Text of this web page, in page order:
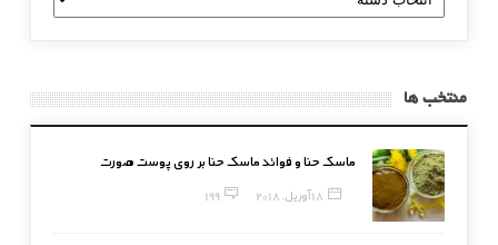
بندی
منتخب ها
ماسک حنا و فوائد ماسک حنا بر روی پوست صورت
18 آوریل, 2018 199